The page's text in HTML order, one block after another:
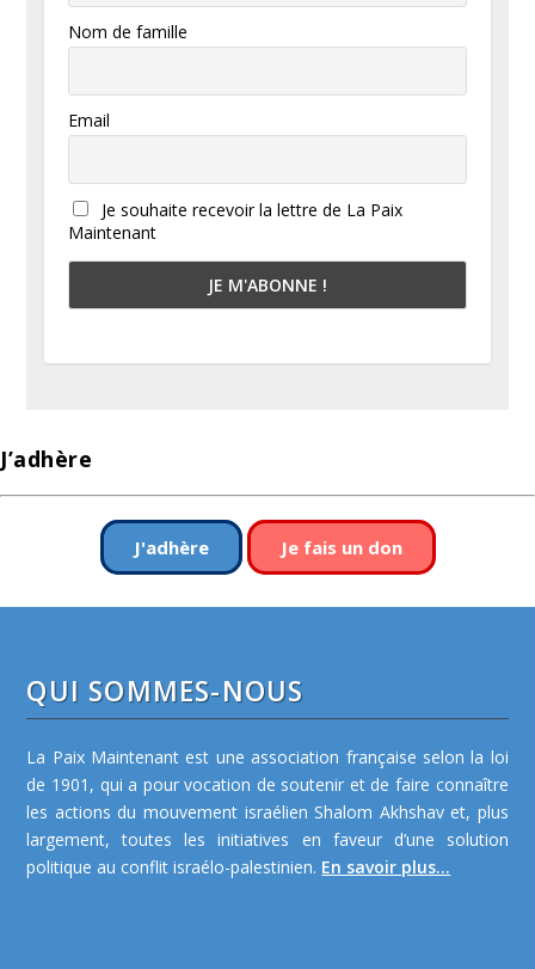
Nom de famille
Email
Je souhaite recevoir la lettre de La Paix
Maintenant
J’adhère
J'adhère Je fais un don
QUI SOMMES-NOUS
La Paix Maintenant est une association française selon la loi
de 1901, qui a pour vocation de soutenir et de faire connaître
les actions du mouvement israélien Shalom Akhshav et, plus
largement, toutes les initiatives en faveur d’une solution
politique au conflit israélo-palestinien. En savoir plus...